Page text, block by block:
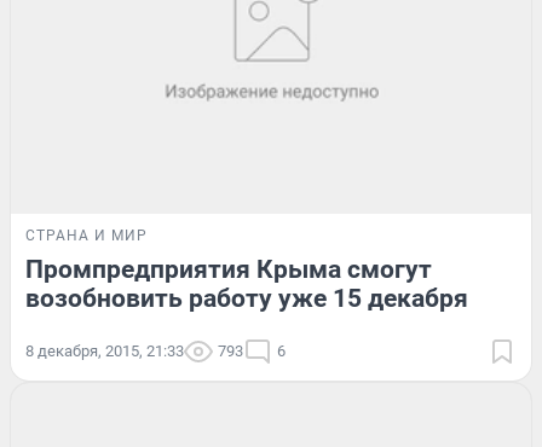
СТРАНА И МИР
Промпредприятия Крыма смогут
возобновить работу уже 15 декабря
8 декабря, 2015, 21:33 793 6